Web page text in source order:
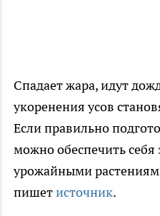
Спадает жара, идут
укоренения усов
Если правильно
можно обеспечить
урожайными
пишетисточник.